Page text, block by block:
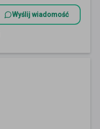
Wyślij wiadomość